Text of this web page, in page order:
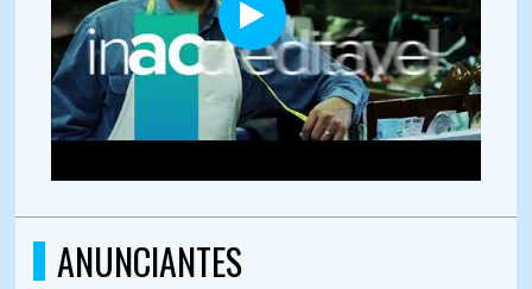
ANUNCIANTES